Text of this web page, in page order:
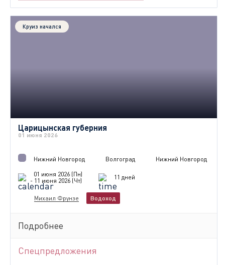
Круиз начался
Царицынская губерния
01 июня 2026
Нижний Новгород Волгоград
Нижний Новгород
01 июня 2026 (Пн)
- 11 июня 2026 (Чт)
11 дней
Михаил Фрунзе Водоход
Подробнее
Спецпредложения